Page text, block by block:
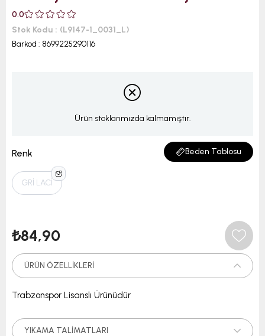
0.0
Stok Kodu
(L9147-1_0031_L)
Barkod : 8699225290116
Ürün stoklarımızda kalmamıştır.
Renk Beden Tablosu
GRİ LACİ
₺84,90
ÜRÜN ÖZELLIKLERI
Trabzonspor Lisanslı Ürünüdür
YIKAMA TALIMATLARI